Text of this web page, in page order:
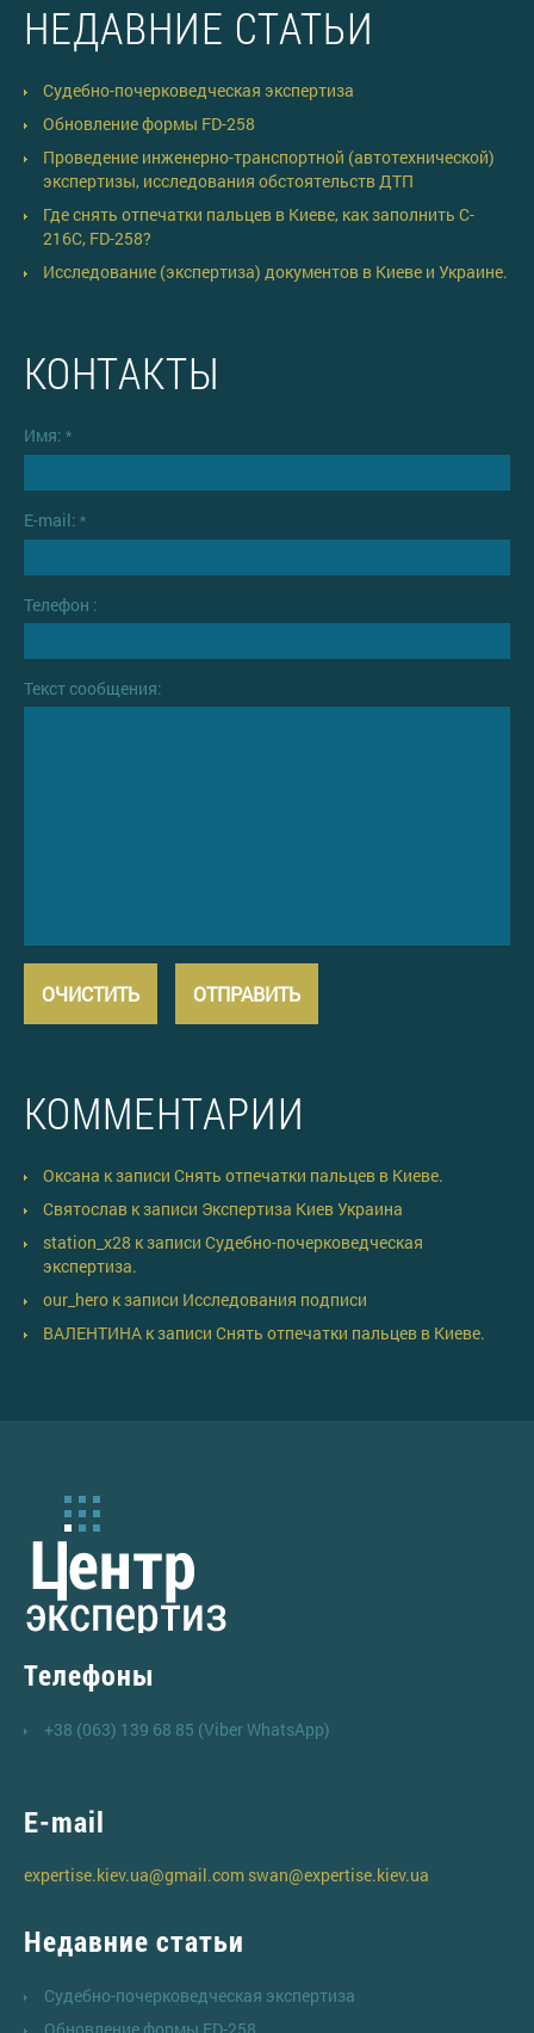
НЕДАВНИЕ СТАТЬИ
Судебно-почерковедческая экспертиза
Обновление формы FD-258
Проведение инженерно-транспортной (автотехнической)
экспертизы, исследования обстоятельств ДТП
Где снять отпечатки пальцев в Киеве, как заполнить C-
216C, FD-258?
Исследование (экспертиза) документов в Киеве и Украине.
КОНТАКТЫ
Имя: *
E-mail: *
Телефон :
Текст сообщения:
КОММЕНТАРИИ
Оксана к записи Снять отпечатки пальцев в Киеве.
Святослав к записи Экспертиза Киев Украина
station_x28 к записи Судебно-почерковедческая
экспертиза.
our_hero к записи Исследования подписи
ВАЛЕНТИНА к записи Снять отпечатки пальцев в Киеве.
Телефоны
+38 (063) 139 68 85 (Viber WhatsApp)
E-mail
expertise.kiev.ua@gmail.com swan@expertise.kiev.ua
Недавние статьи
Судебно-почерковедческая экспертиза